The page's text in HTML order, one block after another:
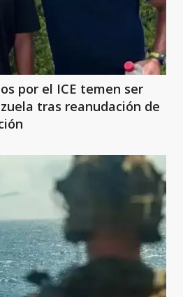
por el ICE temen ser
tras reanudación de